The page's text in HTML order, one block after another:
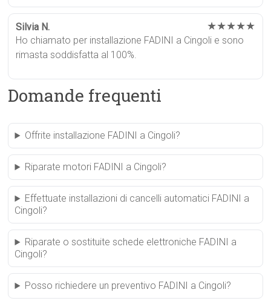
Silvia N. ★★★★★
Ho chiamato per installazione FADINI a Cingoli e sono
rimasta soddisfatta al 100%.
Domande frequenti
Offrite installazione FADINI a Cingoli?
Riparate motori FADINI a Cingoli?
Effettuate installazioni di cancelli automatici FADINI a
Cingoli?
Riparate o sostituite schede elettroniche FADINI a
Cingoli?
Posso richiedere un preventivo FADINI a Cingoli?